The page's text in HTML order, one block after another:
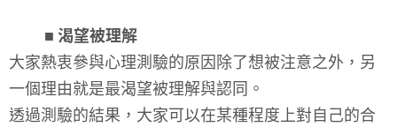
■ 渴望被理解
大家熱衷參與心理測驗的原因除了想被注意之外，另
一個理由就是最渴望被理解與認同。
透過測驗的結果，大家可以在某種程度上對自己的合